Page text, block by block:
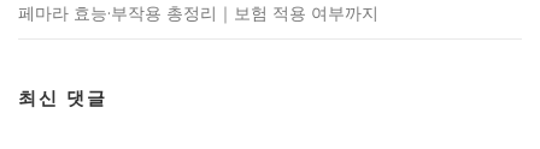
페마라 효능·부작용 총정리｜보험 적용 여부까지
최신 댓글